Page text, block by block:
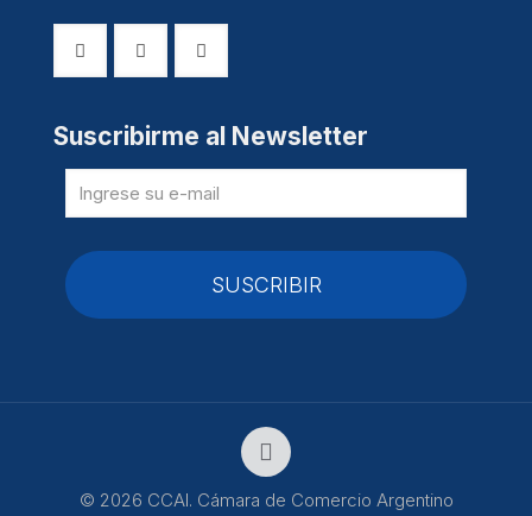
Suscribirme al Newsletter
© 2026 CCAI. Cámara de Comercio Argentino